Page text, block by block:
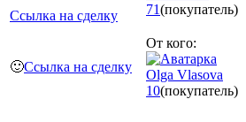
Ссылка на сделку
71(покупатель)
🙂Ссылка на сделку
От кого:
Olga Vlasova
10(покупатель)